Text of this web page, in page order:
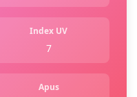
Index UV
7
Apus